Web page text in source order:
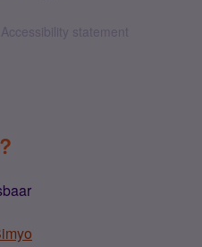
Accessibility statement